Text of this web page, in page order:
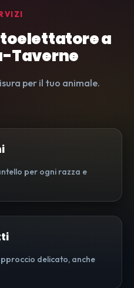
toelettatore a
Taverne
per il tuo animale.
per ogni razza e
delicato, anche